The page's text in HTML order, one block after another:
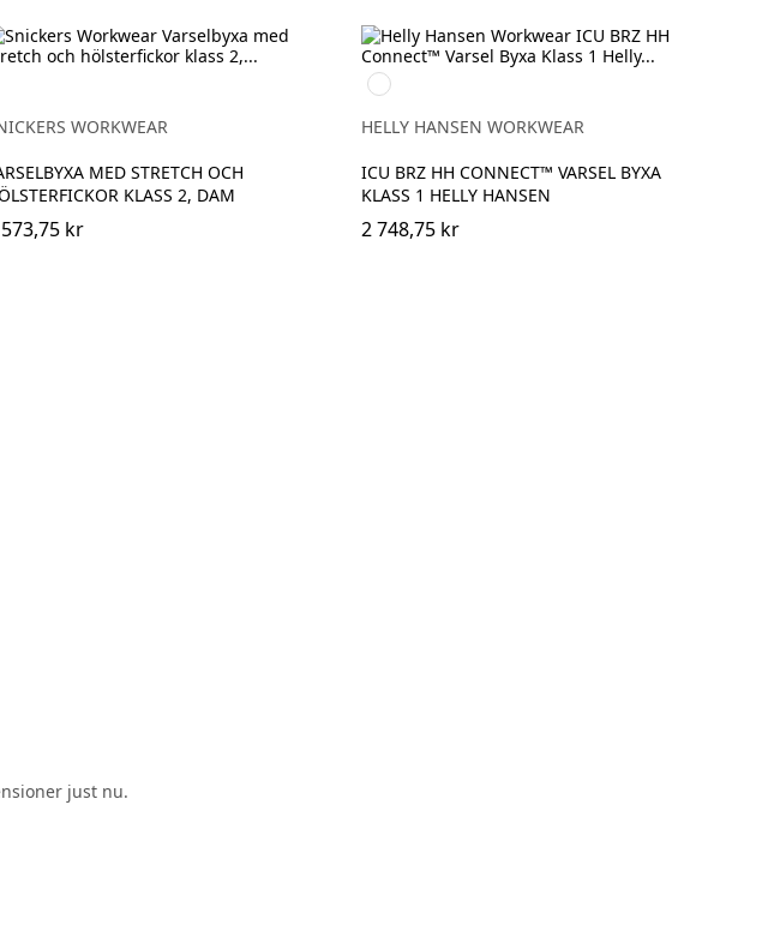
WORKWEAR
MED STRETCH OCH
KLASS 2, DAM
kr
369
YELLOW/EBONY
HELLY HANSEN WORKWEAR
ICU BRZ HH CONNECT™ VARSEL BYXA
KLASS 1 HELLY HANSEN
2 748,75 kr
just nu.